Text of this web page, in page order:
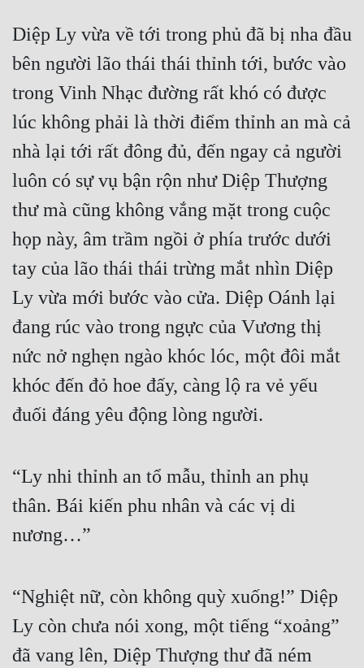
Đẹp
Đẹp Hiệp
Cơ Trí
Sát Phạt Quyết Đoán
Vô Sỉ
Điềm Đạm
Diệp Ly vừa về tới trong phủ đã bị nha đầu
bên người lão thái thái thỉnh tới, bước vào
trong Vinh Nhạc đường rất khó có được
lúc không phải là thời điểm thỉnh an mà cả
nhà lại tới rất đông đủ, đến ngay cả người
luôn có sự vụ bận rộn như Diệp Thượng
thư mà cũng không vắng mặt trong cuộc
họp này, âm trầm ngồi ở phía trước dưới
tay của lão thái thái trừng mắt nhìn Diệp
Ly vừa mới bước vào cửa. Diệp Oánh lại
đang rúc vào trong ngực của Vương thị
nức nở nghẹn ngào khóc lóc, một đôi mắt
khóc đến đỏ hoe đấy, càng lộ ra vẻ yếu
đuối đáng yêu động lòng người.
“Ly nhi thỉnh an tổ mẫu, thỉnh an phụ
thân. Bái kiến phu nhân và các vị di
nương…”
“Nghiệt nữ, còn không quỳ xuống!” Diệp
Ly còn chưa nói xong, một tiếng “xoảng”
đã vang lên, Diệp Thượng thư đã ném